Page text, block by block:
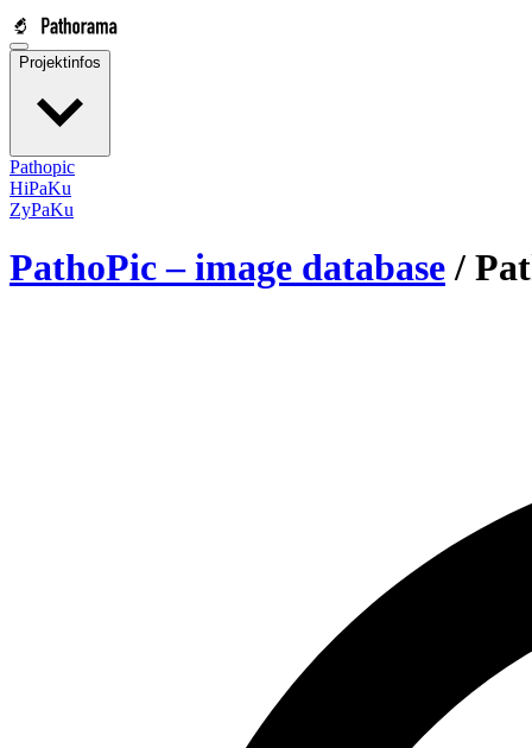
Projektinfos
Pathopic
HiPaKu
ZyPaKu
PathoPic – image database /